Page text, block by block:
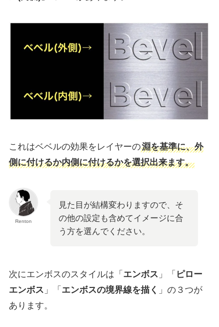
これはベベルの効果をレイヤーの淵を基準に、外
側に付けるか内側に付けるかを選択出来ます。
Renton
見た目が結構変わりますので、そ
の他の設定も含めてイメージに合
う方を選んでください。
次にエンボスのスタイルは「 エンボス 」「 ピロー
エンボス 」「 エンボスの境界線を描く 」の３つが
あります。